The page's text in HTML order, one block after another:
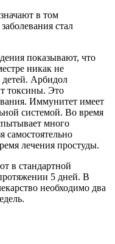
в том
стал
показывают, что
никак не
детей. Арбидол
токсины. Это
Иммунитет имеет
системой. Во время
много
самостоятельно
лечения простуды.
в стандартной
5 дней. В
необходимо два